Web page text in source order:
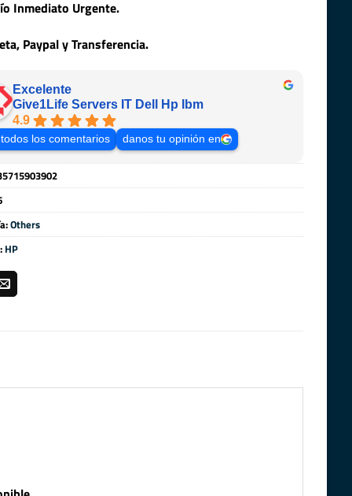
Inmediato Urgente.
Paypal y Transferencia.
Excelente
Give1Life Servers IT Dell Hp Ibm
4.9
los comentarios danos tu opinión en
Others
HP